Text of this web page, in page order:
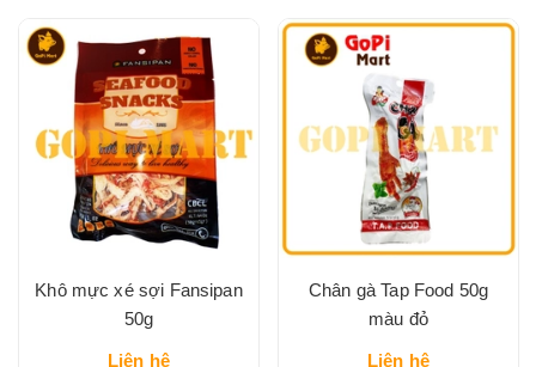
Khô mực xé sợi Fansipan
50g
Liên hệ
Chân gà Tap Food 50g
màu đỏ
Liên hệ